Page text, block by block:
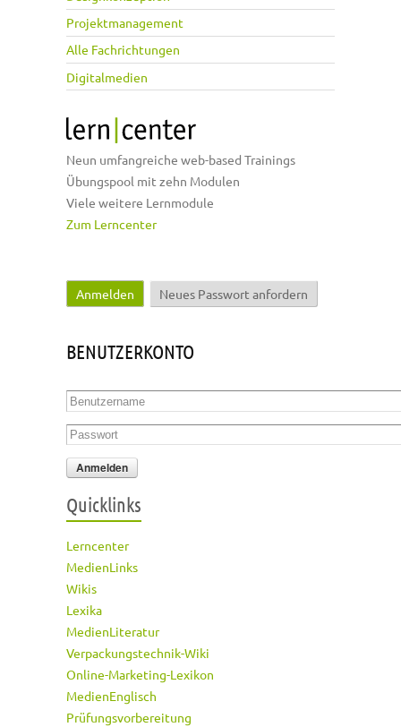
Projektmanagement
Alle Fachrichtungen
Digitalmedien
Neun umfangreiche web-based Trainings
Übungspool mit zehn Modulen
Viele weitere Lernmodule
Zum Lerncenter
Haupt-Reiter
Anmelden (aktiver Reiter)
Neues Passwort anfordern
BENUTZERKONTO
Benutzername
Passwort
Quicklinks
Lerncenter
MedienLinks
Wikis
Lexika
MedienLiteratur
Verpackungstechnik-Wiki
Online-Marketing-Lexikon
MedienEnglisch
Prüfungsvorbereitung